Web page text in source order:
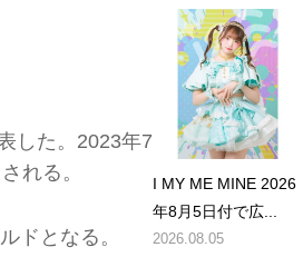
した。2023年7
れる。
ドとなる。
I MY ME MINE 2026
年8月5日付で広...
2026.08.05